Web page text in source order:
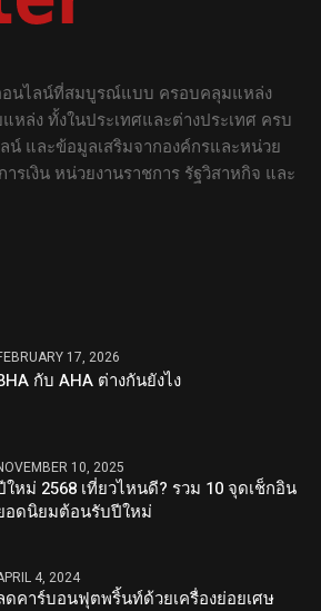
อนไลน์ที่สมบูรณ์แบบ ครอบคลุมแหล่ง
หล่ง ทั้งในประเทศและต่างประเทศ ครบ
น์ และข้อมูลเสริมจากองค์กรและหน่วย
รเงิน หน่วยงานราชการ รัฐวิสาหกิจ และ
17, 2026
กับ AHA ต่างกันยังไง
10, 2025
ใหม่ 2568 เที่ยวไหนดี? รวม 10 จุดเช็กอิน
อดนิยมต้อนรับปีใหม่
4, 2024
ดคาร์บอนฟุตพริ้นท์ด้วยเครื่องย่อยเศษ